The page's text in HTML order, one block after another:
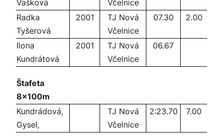
Vašková
Včelnice
Radka
Tyšerová
2001
TJ Nová
Včelnice
07.30 2.00
Ilona
Kundrátová
2001
TJ Nová
Včelnice
06.67
Štafeta
8x100m
Kundrádová,
Gysel,
TJ Nová
Včelnice
2:23.70 7.00